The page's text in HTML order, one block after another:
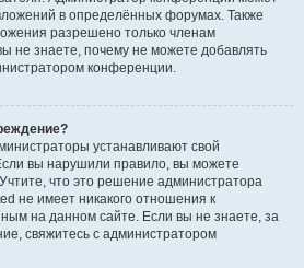
в определённых форумах. Также
разрешено только членам
не знаете, почему не можете добавлять
конференции.
устанавливают свой
вы нарушили правило, вы можете
что это решение администратора
не имеет никакого отношения к
на данном сайте. Если вы не знаете, за
свяжитесь с администратором